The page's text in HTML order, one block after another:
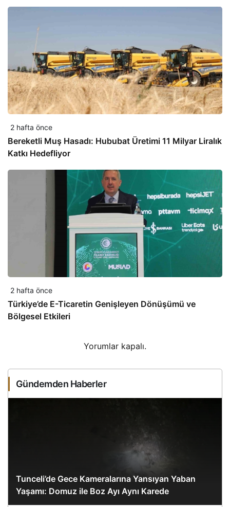
2 hafta önce
Bereketli Muş Hasadı: Hububat Üretimi 11 Milyar Liralık
Katkı Hedefliyor
2 hafta önce
Türkiye’de E-Ticaretin Genişleyen Dönüşümü ve
Bölgesel Etkileri
Yorumlar kapalı.
Gündemden Haberler
Tunceli’de Gece Kameralarına Yansıyan Yaban
Yaşamı: Domuz ile Boz Ayı Aynı Karede